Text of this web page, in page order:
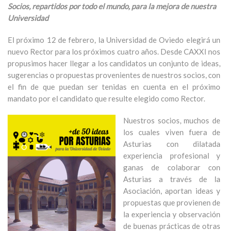
Socios, repartidos por todo el mundo, para la mejora de nuestra
Universidad
El próximo 12 de febrero, la Universidad de Oviedo elegirá un
nuevo Rector para los próximos cuatro años. Desde CAXXI nos
propusimos hacer llegar a los candidatos un conjunto de ideas,
sugerencias o propuestas provenientes de nuestros socios, con
el fin de que puedan ser tenidas en cuenta en el próximo
mandato por el candidato que resulte elegido como Rector.
Nuestros socios, muchos de
los cuales viven fuera de
Asturias con dilatada
experiencia profesional y
ganas de colaborar con
Asturias a través de la
Asociación, aportan ideas y
propuestas que provienen de
la experiencia y observación
de buenas prácticas de otras